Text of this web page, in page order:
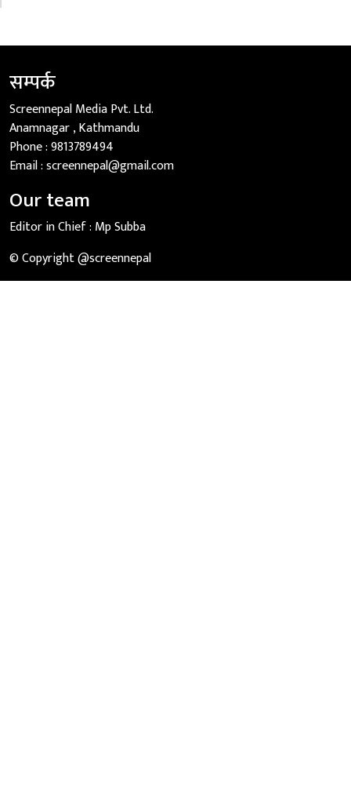
सम्पर्क
Screennepal Media Pvt. Ltd.
Anamnagar , Kathmandu
Phone :9813789494
Email :screennepal@gmail.com
Our team
Editor in Chief : Mp Subba
© Copyright @screennepal